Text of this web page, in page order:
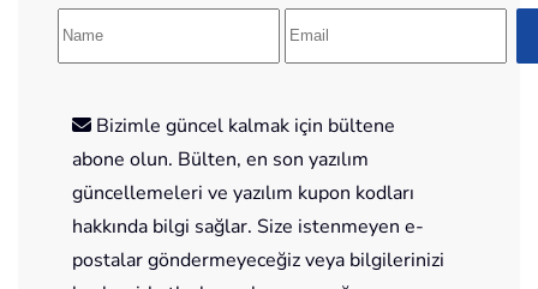
Bizimle güncel kalmak için bültene
abone olun. Bülten, en son yazılım
güncellemeleri ve yazılım kupon kodları
hakkında bilgi sağlar. Size istenmeyen e-
postalar göndermeyeceğiz veya bilgilerinizi